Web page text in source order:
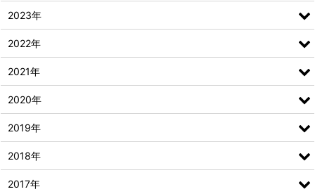
2023年
2022年
2021年
2020年
2019年
2018年
2017年